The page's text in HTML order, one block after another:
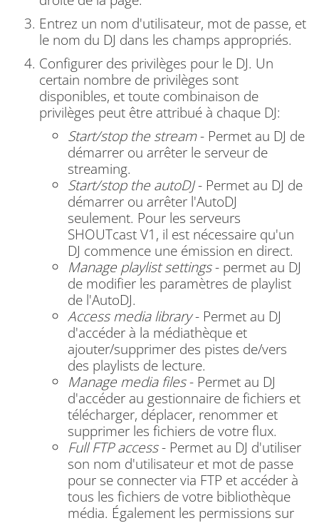
Entrez un nom d'utilisateur, mot de passe, et
le nom du DJ dans les champs appropriés.
Configurer des privilèges pour le DJ. Un
certain nombre de privilèges sont
disponibles, et toute combinaison de
privilèges peut être attribué à chaque DJ:
Start/stop the stream- Permet au DJ de
démarrer ou arrêter le serveur de
streaming.
Start/stop the autoDJ- Permet au DJ de
démarrer ou arrêter l'AutoDJ
seulement. Pour les serveurs
SHOUTcast V1, il est nécessaire qu'un
DJ commence une émission en direct.
Manage playlist settings- permet au DJ
de modifier les paramètres de playlist
de l'AutoDJ.
Access media library- Permet au DJ
d'accéder à la médiathèque et
ajouter/supprimer des pistes de/vers
des playlists de lecture.
Manage media files- Permet au DJ
d'accéder au gestionnaire de fichiers et
télécharger, déplacer, renommer et
supprimer les fichiers de votre flux.
Full FTP access- Permet au DJ d'utiliser
son nom d'utilisateur et mot de passe
pour se connecter via FTP et accéder à
tous les fichiers de votre bibliothèque
média. Également les permissions sur